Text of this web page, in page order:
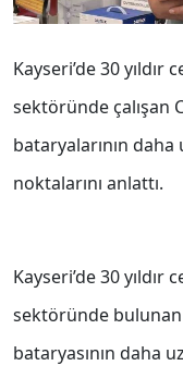
Kayseri’de 30
sektöründe çalışan
bataryalarının
noktalarını anlattı.
Kayseri’de 30
sektöründe
bataryasının daha